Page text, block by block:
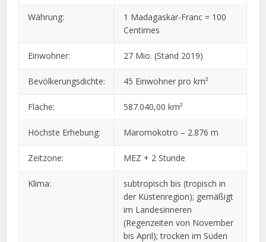
Währung:
1 Madagaskar-Franc = 100
Centimes
Einwohner: 27 Mio. (Stand 2019)
Bevölkerungsdichte: 45 Einwohner pro km²
Fläche: 587.040,00 km²
Höchste Erhebung: Maromokotro – 2.876 m
Zeitzone: MEZ + 2 Stunde
Klima:
subtropisch bis (tropisch in
der Küstenregion); gemäßigt
im Landesinneren
(Regenzeiten von November
bis April); trocken im Süden